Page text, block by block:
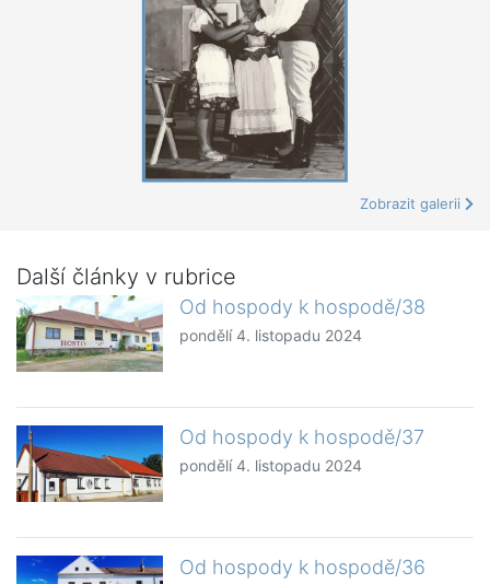
Zobrazit galerii
Další články v rubrice
Od hospody k hospodě/38
pondělí 4. listopadu 2024
Od hospody k hospodě/37
pondělí 4. listopadu 2024
Od hospody k hospodě/36